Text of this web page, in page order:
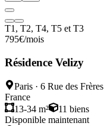
T1, T2, T4, T5 et T3
795€/mois
Résidence Velizy
Paris · 6 Rue des
France
13-34 m²
11 biens
Disponible maintenant